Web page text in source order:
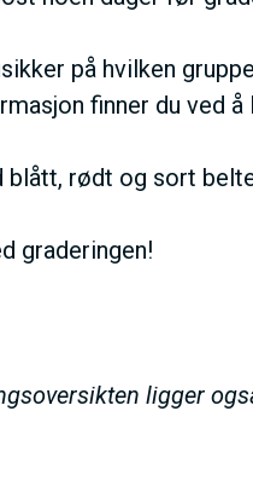
E
D
O
M
I
på hvilken
finner du ved
blått, rødt og sort
graderingen!
ligger